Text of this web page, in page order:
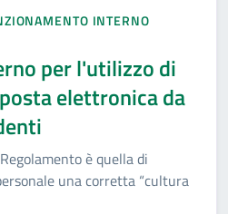
INTERNO
per l'utilizzo di
elettronica da
è quella di
una corretta “cultura